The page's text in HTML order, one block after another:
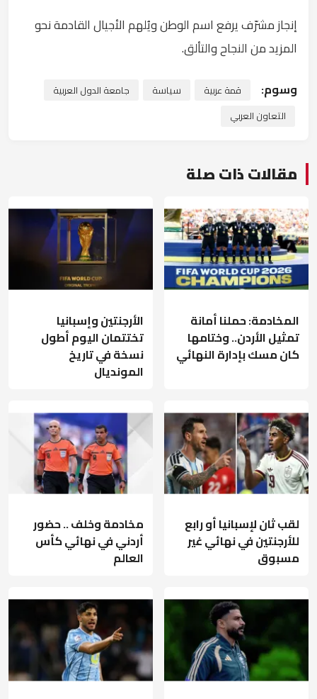
إنجاز مشرّف يرفع اسم الوطن ويُلهم الأجيال القادمة نحو
المزيد من النجاح والتألق.
وسوم: قمة عربية سياسة
جامعة الدول العربية
التعاون العربي
مقالات ذات صلة
المخادمة: حملنا أمانة
تمثيل الأردن.. وختامها
كان مسك بإدارة النهائي
الأرجنتين وإسبانيا
تختتمان اليوم أطول
نسخة في تاريخ
المونديال
لقب ثان لإسبانيا أو رابع
للأرجنتين في نهائي غير
مسبوق
مخادمة وخلف .. حضور
أردني في نهائي كأس
العالم